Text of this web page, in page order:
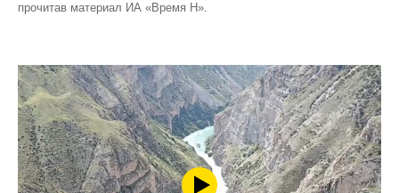
прочитав материал ИА «Время Н».